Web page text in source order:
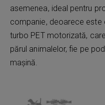
asemenea, ideal pentru
companie, deoarece este
turbo PET motorizată,
părul animalelor, fie pe
mașină.